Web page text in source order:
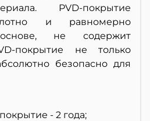
PVD-покрытие
и равномерно
не содержит
покрытие не только
безопасно для
- 2 года;